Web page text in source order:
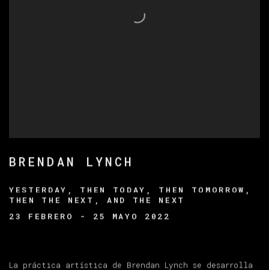
BRENDAN LYNCH
YESTERDAY, THEN TODAY, THEN TOMORROW,
THEN THE NEXT, AND THE NEXT
23 FEBRERO - 25 MAYO 2022
La práctica artística de Brendan Lynch se desarrolla